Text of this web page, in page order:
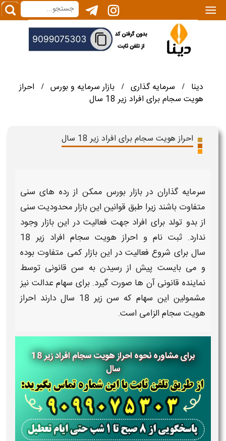
|||
دینا / سرمایه گذاری / بازار سرمایه و بورس /
احراز
هویت سجام برای افراد زیر 18 سال
احراز هویت سجام برای افراد زیر 18 سال
سرمایه گذاران در بازار بورس ممکن از رده های سنی
متفاوت باشند زیرا طبق قوانین این بازار محدودیت سنی
از بدو تولد برای افراد جهت فعالیت در این بازار وجود
ندارد. ثبت نام و
احراز هویت سجام افراد زیر 18
سال برای شروع فعالیت در این بازار کمی متفاوت بوده
و می بایست پیش از رسیدن به سن قانونی توسط
نماینده قانونی آن ها صورت گیرد. برای سهام عدالت نیز
مشمولین این سهام که سنزیر 18 سال دارند احراز
هویت سجامالزامی است.
برای مشاوره نحوه احراز هویت سجام افراد زیر 18
سال